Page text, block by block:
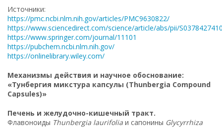
Источники:
https://pmc.ncbi.nlm.nih.gov/articles/PMC9630822/
https://www.sciencedirect.com/science/article/abs/pii/
https://www.springer.com/journal/11101
https://pubchem.ncbi.nlm.nih.gov/
https://onlinelibrary.wiley.com/
Механизмы действия и научное обоснование:
«Тунбергия микстура капсулы (Thunbergia Compound
Capsules)»
Печень и желудочно-кишечный тракт.
Флавоноиды Thunbergia laurifolia и сапонины Glycyrrhiza